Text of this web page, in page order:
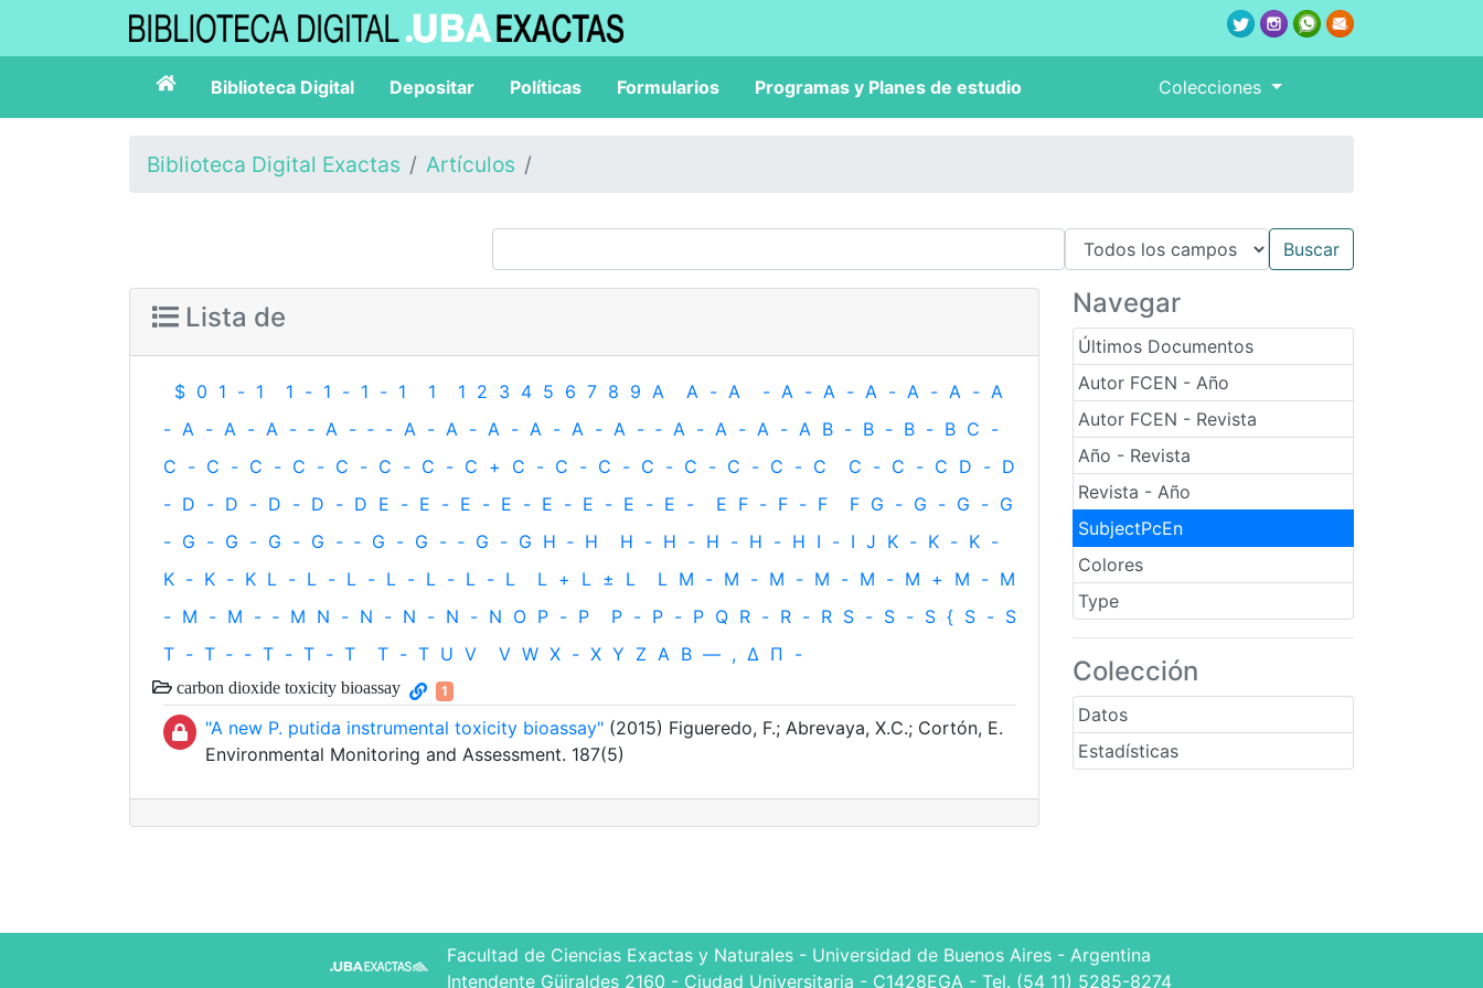
Biblioteca Digital Depositar Políticas Formularios Programas y Planes de estudio Colecciones
Biblioteca Digital Exactas Artículos
Navegar
Últimos Documentos
Autor FCEN - Año
Autor FCEN - Revista
Año - Revista
Revista - Año
SubjectPcEn
Colores
Type
Colección
Datos
Estadísticas
Lista de
$ 0 1 - 1 1 - 1 - 1 - 1 1 1 2 3 4 5 6 7 8 9 A A - A - A - A - A - A - A - A
- A - A - A - ‐ A - ‐ - A - A - A - A - A - A - ‐ A - A - A - A B - B - B - B C -
C - C - C - C - C - C - C - C + C - C - C - C - C - C - C - C C - C - C D - D
- D - D - D - D - D E - E - E - E - E - E - E - E - E F - F - F F G - G - G - G
- G - G - G - G - ‐ G - G - ‐ G - G H ‐ H H - H - H - H - H I - I J K - K - K -
K - K - K L - L - L - L - L - L - L L + L ± L L M - M - M - M - M - M + M - M
- M - M - ‐ M N - N - N - N - N O P - P P - P - P Q R - R - R S - S - S { S - S
T - T ‐ - T - T - T T - T U V V W X - X Y Z Α Β — , Δ Π -
carbon dioxide toxicity bioassay 1
"A new P. putida instrumental toxicity bioassay" (2015) Figueredo, F.; Abrevaya, X.C.; Cortón, E.
Environmental Monitoring and Assessment. 187(5)
Facultad de Ciencias Exactas y Naturales - Universidad de Buenos Aires - Argentina
Intendente Güiraldes 2160 - Ciudad Universitaria - C1428EGA - Tel. (54 11) 5285-8274